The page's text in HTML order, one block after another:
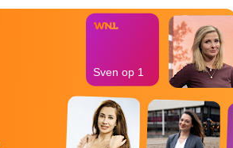
Sven op 1